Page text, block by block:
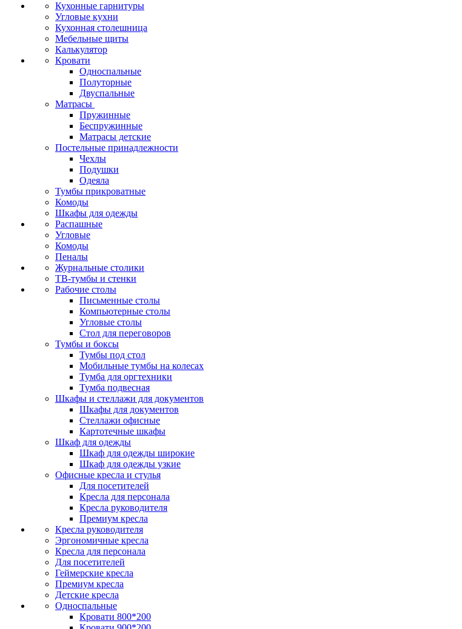
Кухонные гарнитуры
Угловые кухни
Кухонная столешница
Мебельные щиты
Калькулятор
Кровати
Односпальные
Полуторные
Двуспальные
Матрасы
Пружинные
Беспружинные
Матрасы детские
Постельные принадлежности
Чехлы
Подушки
Одеяла
Тумбы прикроватные
Комоды
Шкафы для одежды
Распашные
Угловые
Комоды
Пеналы
Журнальные столики
ТВ‑тумбы и стенки
Рабочие столы
Письменные столы
Компьютерные столы
Угловые столы
Стол для переговоров
Тумбы и боксы
Тумбы под стол
Мобильные тумбы на колесах
Тумба для оргтехники
Тумба подвесная
Шкафы и стеллажи для документов
Шкафы для документов
Стеллажи офисные
Картотечные шкафы
Шкаф для одежды
Шкаф для одежды широкие
Шкаф для одежды узкие
Офисные кресла и стулья
Для посетителей
Кресла для персонала
Кресла руководителя
Премиум кресла
Кресла руководителя
Эргономичные кресла
Кресла для персонала
Для посетителей
Геймерские кресла
Премиум кресла
Детские кресла
Односпальные
Кровати 800*200